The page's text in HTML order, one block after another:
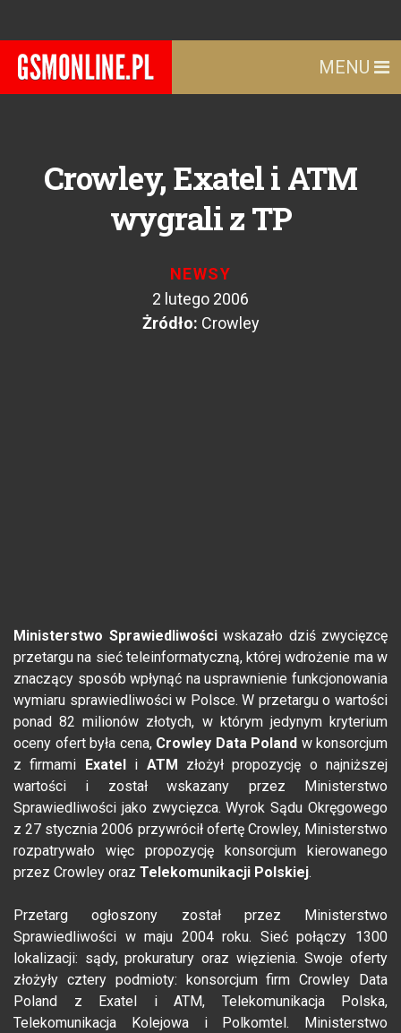
MENU
Crowley, Exatel i ATM
wygrali z TP
NEWSY
2 lutego 2006
Żródło: Crowley
Ministerstwo Sprawiedliwościwskazało dziś zwycięzcę
przetargu na sieć teleinformatyczną, której wdrożenie ma w
znaczący sposób wpłynąć na usprawnienie funkcjonowania
wymiaru sprawiedliwości w Polsce. W przetargu o wartości
ponad 82 milionów złotych, w którym jedynym kryterium
oceny ofert była cena, Crowley Data Poland w konsorcjum
z firmami
Exatel i ATM
złożył propozycję o najniższej
wartości i został wskazany przez Ministerstwo
Sprawiedliwości jako zwycięzca. Wyrok Sądu Okręgowego
z 27 stycznia 2006 przywrócił ofertę Crowley, Ministerstwo
rozpatrywało więc propozycję konsorcjum kierowanego
przez Crowley oraz Telekomunikacji Polskiej.
Przetarg ogłoszony został przez Ministerstwo
Sprawiedliwości w maju 2004 roku. Sieć połączy 1300
lokalizacji: sądy, prokuratury oraz więzienia. Swoje oferty
złożyły cztery podmioty: konsorcjum firm Crowley Data
Poland z Exatel i ATM, Telekomunikacja Polska,
Telekomunikacja Kolejowa i Polkomtel. Ministerstwo